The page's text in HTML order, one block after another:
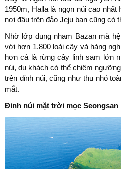
1950m, Halla là ngọn núi cao
nơi đâu trên đảo Jeju bạn cũng có
Nhờ lớp dung nham Bazan mà
với hơn 1.800 loài cây và hàng
hơn cả là rừng cây linh sam lớn
núi, du khách có thể chiêm
trên đỉnh núi, cũng như thu nhỏ
mắt.
Đỉnh núi mặt trời mọc Seongsan